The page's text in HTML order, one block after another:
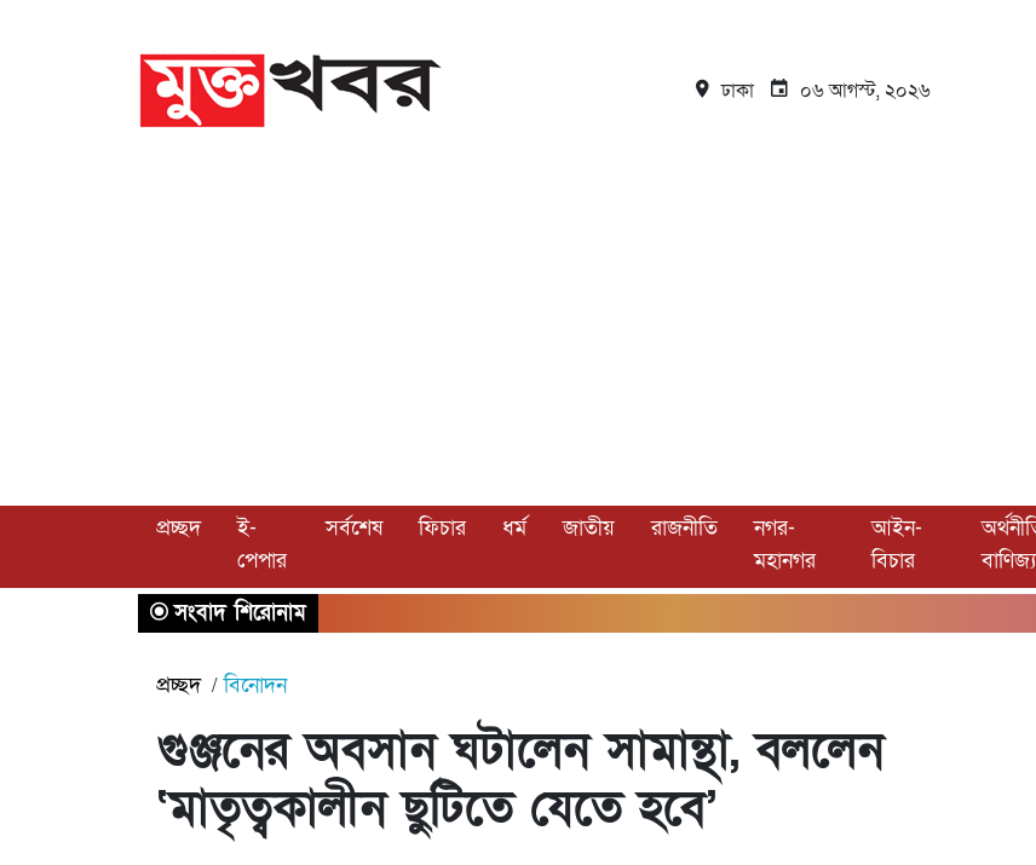
ঢাকা ০৬ আগস্ট, ২০২৬
প্রচ্ছদ
ই-
পেপার
সর্বশেষ ফিচার ধর্ম জাতীয় রাজনীতি
নগর-
মহানগর
আইন-
বিচার
বাণিজ্য
সংবাদ শিরোনাম
প্রচ্ছদ বিনোদন
গুঞ্জনের অবসান ঘটালেন সামান্থা, বললেন
‘মাতৃত্বকালীন ছুটিতে যেতে হবে’